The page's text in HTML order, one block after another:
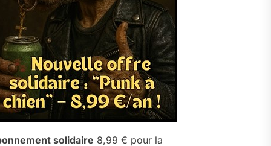
solidaire 8,99 € pour la